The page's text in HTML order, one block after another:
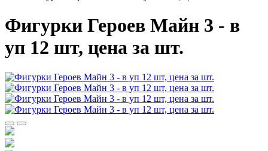
Фигурки Героев Майн 3 - в
уп 12 шт, цена за шт.